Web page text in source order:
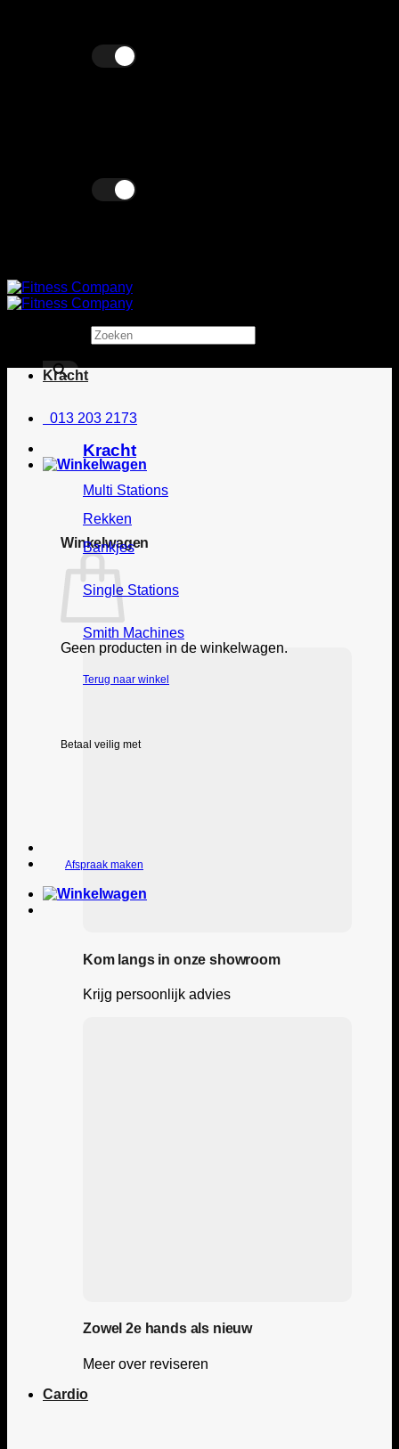
013 203 2173
Winkelwagen
Geen producten in de winkelwagen.
Terug naar winkel
Betaal veilig met
Afspraak maken
Kracht
Kracht
Multi Stations
Rekken
Bankjes
Single Stations
Smith Machines
Kom langs in onze showroom
Krijg persoonlijk advies
Zowel 2e hands als nieuw
Meer over reviseren
Cardio